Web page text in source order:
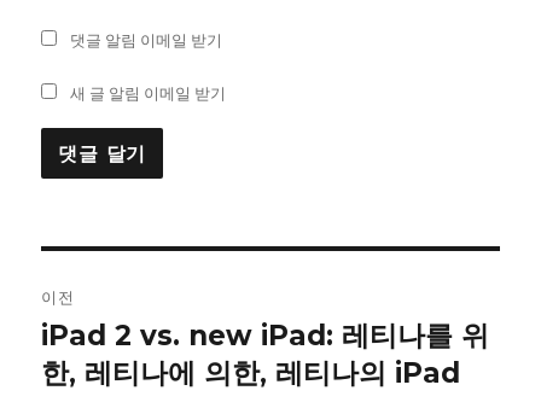
댓글 알림 이메일 받기
새 글 알림 이메일 받기
내
비
이전
이
전
iPad 2 vs. new iPad: 레티나를 위
한, 레티나에 의한, 레티나의 iPad